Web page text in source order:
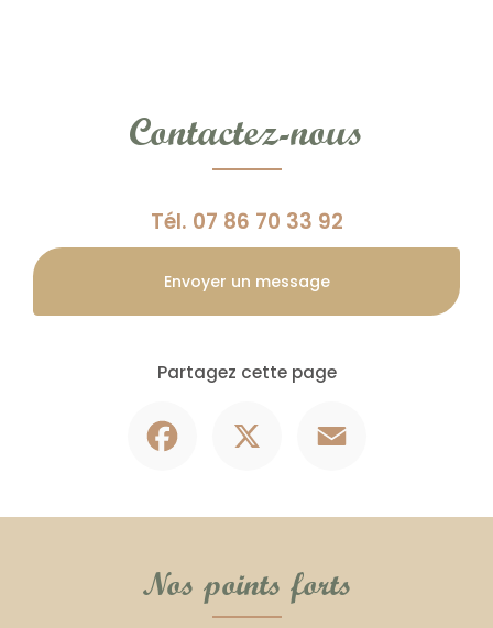
Contactez-nous
Tél. 07 86 70 33 92
Envoyer un message
Partagez cette page
Nos points forts